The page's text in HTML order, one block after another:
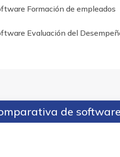
Formación de empleados
Evaluación del
de